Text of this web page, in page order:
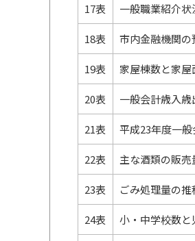
17表 一般職業紹介
18表 市内金融機関
19表 家屋棟数と家
20表 一般会計歳入
21表 平成23年度一
22表 主な酒類の販
23表 ごみ処理量の推
24表 小・中学校数